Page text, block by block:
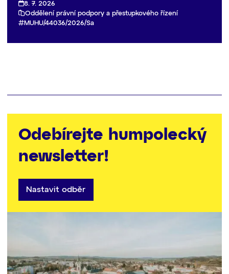
8. 7. 2026
Oddělení právní podpory a přestupkového řízení
MUHU/44036/2026/Sa
Odebírejte humpolecký
newsletter!
Nastavit odběr